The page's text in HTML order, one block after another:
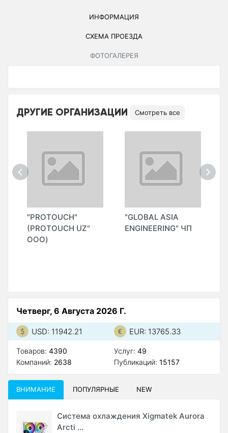
ИНФОРМАЦИЯ
СХЕМА ПРОЕЗДА
ФОТОГАЛЕРЕЯ
ДРУГИЕ ОРГАНИЗАЦИИ Смотреть все
"PROTOUCH"
(PROTOUCH UZ"
ООО)
"GLOBAL ASIA
ENGINEERING" ЧП
Четверг, 6 Августа 2026 Г.
USD: 11942.21 EUR: 13765.33
Товаров: 4390
Компаний: 2638
Услуг: 49
Публикаций: 15157
ВНИМАНИЕ ПОПУЛЯРНЫЕ NEW
Система охлаждения Xigmatek Aurora
Arcti ...